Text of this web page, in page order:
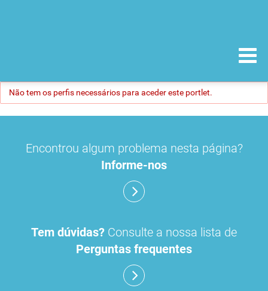
Não tem os perfis necessários para aceder este portlet.
Encontrou algum problema nesta página?
Informe-nos
Tem dúvidas? Consulte a nossa lista de
Perguntas frequentes